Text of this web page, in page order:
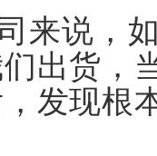
来说，
出货，
发现根